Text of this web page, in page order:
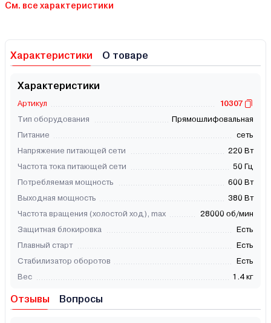
См. все характеристики
Характеристики О товаре
Характеристики
Артикул
10307
Тип оборудования
Прямошлифовальная
Питание
сеть
Напряжение питающей сети
220 Вт
Частота тока питающей сети
50 Гц
Потребляемая мощность
600 Вт
Выходная мощность
380 Вт
Частота вращения (холостой ход), max
28000 об/мин
Защитная блокировка
Есть
Плавный старт
Есть
Стабилизатор оборотов
Есть
Вес
1.4 кг
Отзывы Вопросы